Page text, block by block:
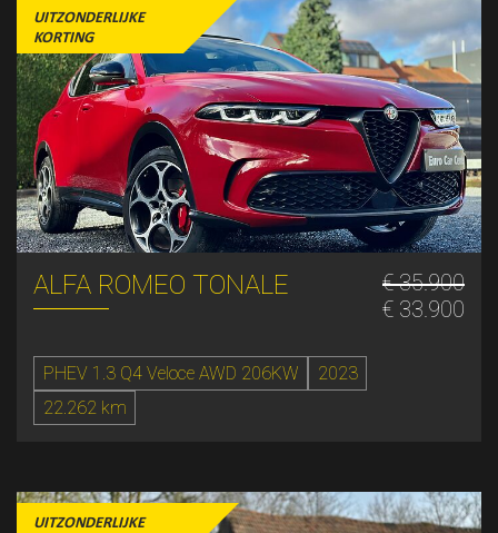
UITZONDERLIJKE
KORTING
ALFA ROMEO TONALE
€ 35.900
€ 33.900
PHEV 1.3 Q4 Veloce AWD 206KW
2023
22.262 km
UITZONDERLIJKE